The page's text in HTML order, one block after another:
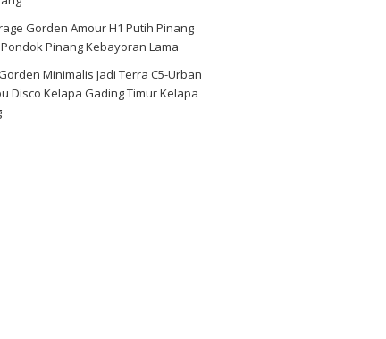
Gorden Amour H1 Putih Pinang
Pinang Kebayoran Lama
Minimalis Jadi Terra C5-Urban
Disco Kelapa Gading Timur Kelapa